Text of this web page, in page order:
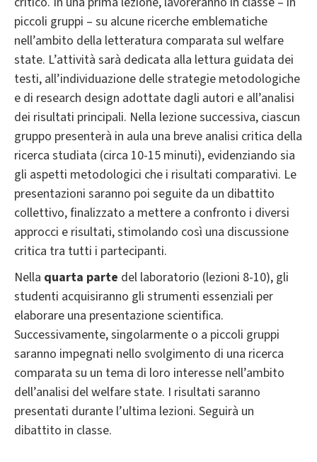
piccoli gruppi – su alcune ricerche emblematiche
nell’ambito della letteratura comparata sul welfare
state. L’attività sarà dedicata alla lettura guidata dei
testi, all’individuazione delle strategie metodologiche
e di research design adottate dagli autori e all’analisi
dei risultati principali. Nella lezione successiva, ciascun
gruppo presenterà in aula una breve analisi critica della
ricerca studiata (circa 10-15 minuti), evidenziando sia
gli aspetti metodologici che i risultati comparativi. Le
presentazioni saranno poi seguite da un dibattito
collettivo, finalizzato a mettere a confronto i diversi
approcci e risultati, stimolando così una discussione
critica tra tutti i partecipanti.
Nella quarta parte del laboratorio (lezioni 8-10), gli
studenti acquisiranno gli strumenti essenziali per
elaborare una presentazione scientifica.
Successivamente, singolarmente o a piccoli gruppi
saranno impegnati nello svolgimento di una ricerca
comparata su un tema di loro interesse nell’ambito
dell’analisi del welfare state. I risultati saranno
presentati durante l’ultima lezioni. Seguirà un
dibattito in classe.